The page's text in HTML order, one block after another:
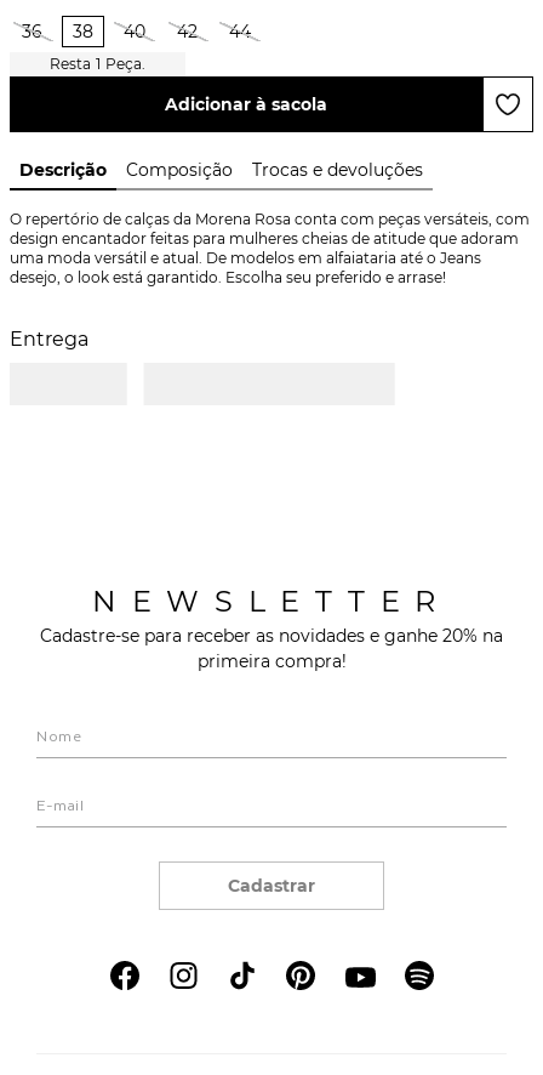
36 38 40 42 44
1 Peça.
Adicionar à sacola
Descrição Composição Trocas e devoluções
O repertório de calças da Morena Rosa conta com peças versáteis, com
design encantador feitas para mulheres cheias de atitude que adoram
uma moda versátil e atual. De modelos em alfaiataria até o Jeans
desejo, o look está garantido. Escolha seu preferido e arrase!
Entrega
NEWSLETTER
Cadastre-se para receber as novidades e ganhe 20% na
primeira compra!
Cadastrar